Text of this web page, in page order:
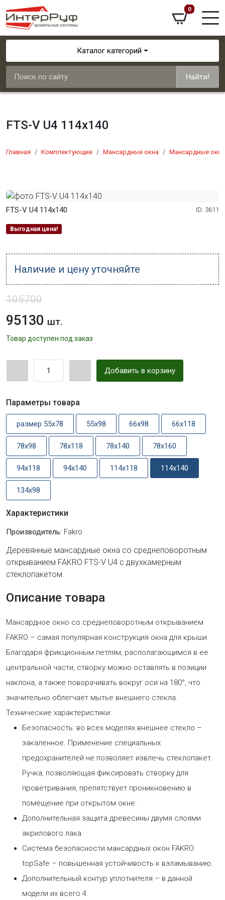
0
Каталог категорий
Найти!
FTS-V U4 114x140
Главная Комплектующие Мансардные окна Мансардные
FTS-V U4 114x140 ID: 3611
Выгодная цена!
Наличие и цену уточняйте
105700
95130 шт.
Товар доступен под заказ
Добавить в корзину
Параметры товара
размер 55x78 55x98 66x98 66x118
78x98 78x118 78x140 78x160
94x118 94x140 114x118 114x140
134x98
Характеристики
Производитель: Fakro
Деревянные мансардные окна со среднеповоротным
открыванием FAKRO FTS-V U4 с двухкамерным
стеклопакетом.
Описание товара
Мансардное окно со среднеповоротным открыванием
FAKRO – самая популярная конструкция окна для крыши.
Благодаря фрикционным петлям, располагающимся в ее
центральной части, створку можно оставлять в позиции
наклона, а также поворачивать вокруг оси на 180°, что
значительно облегчает мытье внешнего стекла.
Технические характеристики:
Безопасность: во всех моделях внешнее стекло –
закаленное. Применение специальных
предохранителей не позволяет извлечь стеклопакет.
Ручка, позволяющая фиксировать створку для
проветривания, препятствует проникновению в
помещение при открытом окне.
Дополнительная защита древесины двумя слоями
акрилового лака.
Cистема безопасности мансардных окон FAKRO
topSafe – повышенная устойчивость к взламыванию.
Дополнительный контур уплотнителя – в данной
модели их всего 4.